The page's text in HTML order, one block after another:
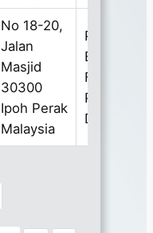
No 18-20,
Jalan
Masjid
30300
Ipoh Perak
Malaysia
EYE AND
FACE
DEVICES